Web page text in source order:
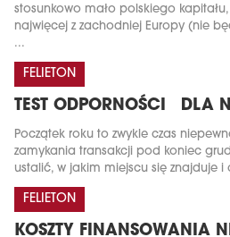
stosunkowo mało polskiego
najwięcej z zachodniej Europy (nie
...
FELIETON
TEST ODPORNOŚCI DLA
Początek roku to zwykle czas
zamykania transakcji pod koniec
ustalić, w jakim miejscu się znajduje i
FELIETON
KOSZTY FINANSOWANIA